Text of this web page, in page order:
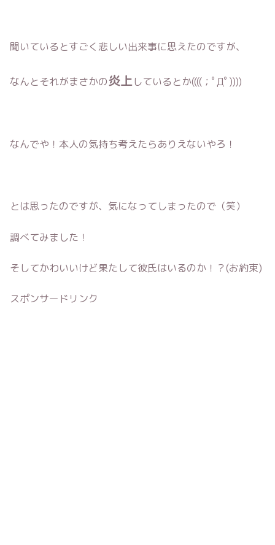
聞いているとすごく悲しい出来事に思えたのですが、
なんとそれがまさかの炎上しているとか((((；ﾟДﾟ))))
なんでや！本人の気持ち考えたらありえないやろ！
とは思ったのですが、気になってしまったので（笑）
調べてみました！
そしてかわいいけど果たして彼氏はいるのか！？(お約束)
スポンサードリンク